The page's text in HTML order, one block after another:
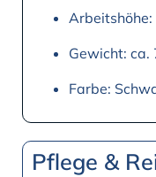
Arbeitshöhe:
Gewicht: ca.
Farbe:
Pflege &